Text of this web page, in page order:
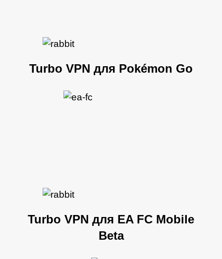
Turbo VPN для Pokémon Go
Turbo VPN для EA FC Mobile
Beta